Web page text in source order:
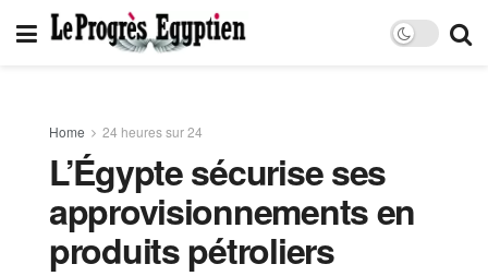
Home 24 heures sur 24
L’Égypte sécurise ses
approvisionnements en
produits pétroliers